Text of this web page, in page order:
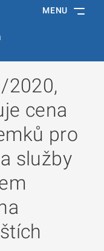
MENU
2020,
cena
pro
služby